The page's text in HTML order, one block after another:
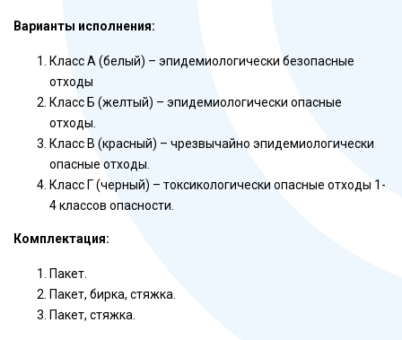
Варианты исполнения:
Класс А (белый) – эпидемиологически безопасные
отходы
Класс Б (желтый) – эпидемиологически опасные
отходы.
Класс В (красный) – чрезвычайно эпидемиологически
опасные отходы.
Класс Г (черный) – токсикологически опасные отходы 1-
4 классов опасности.
Комплектация:
Пакет.
Пакет, бирка, стяжка.
Пакет, стяжка.